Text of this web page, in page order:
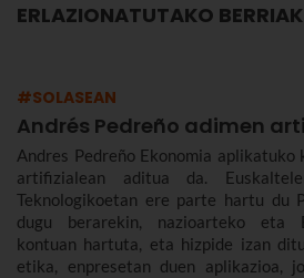
ERLAZIONATUTAKO BERRIAK
#SOLASEAN
Andrés Pedreño adimen
Andres Pedreño Ekonomia aplikatuko
artifizialean aditua da.
Teknologikoetan ere parte hartu du
dugu berarekin, nazioarteko eta
kontuan hartuta, eta hizpide izan
etika, enpresetan duen aplikazioa,